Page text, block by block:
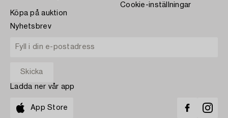
Köpa på auktion
Cookie-inställningar
Nyhetsbrev
Ladda ner vår app
App Store